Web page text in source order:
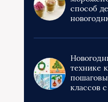
способ
технике
классов